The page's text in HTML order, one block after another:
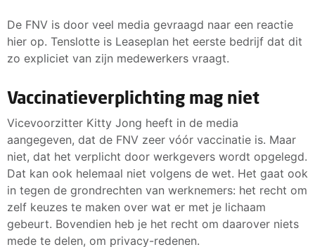
De FNV is door veel media gevraagd naar een reactie
hier op. Tenslotte is Leaseplan het eerste bedrijf dat dit
zo expliciet van zijn medewerkers vraagt.
Vaccinatieverplichting mag niet
Vicevoorzitter Kitty Jong heeft in de media
aangegeven, dat de FNV zeer vóór vaccinatie is. Maar
niet, dat het verplicht door werkgevers wordt opgelegd.
Dat kan ook helemaal niet volgens de wet. Het gaat ook
in tegen de grondrechten van werknemers: het recht om
zelf keuzes te maken over wat er met je lichaam
gebeurt. Bovendien heb je het recht om daarover niets
mede te delen, om privacy-redenen.